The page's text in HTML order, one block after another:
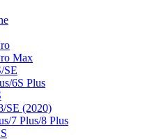
Max
SE
6S Plus
SE (2020)
7 Plus/8 Plus